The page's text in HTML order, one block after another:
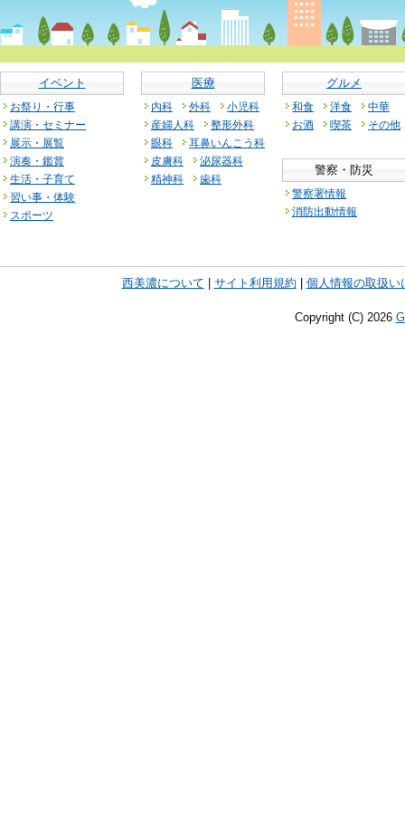
イベント
お祭り・行事
講演・セミナー
展示・展覧
演奏・鑑賞
生活・子育て
習い事・体験
スポーツ
医療
内科 外科
小児科
産婦人科
整形外科
眼科
耳鼻いんこう科
皮膚科
泌尿器科
精神科
歯科
グルメ
和食 洋食
中華
お酒
喫茶 その他
警察・防災
警察署情報
消防出動情報
西美濃について サイト利用規約 個人情報の取扱い
Copyright (C) 2026